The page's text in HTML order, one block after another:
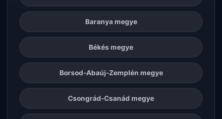
Baranya megye
Békés megye
Borsod-Abaúj-Zemplén megye
Csongrád-Csanád megye